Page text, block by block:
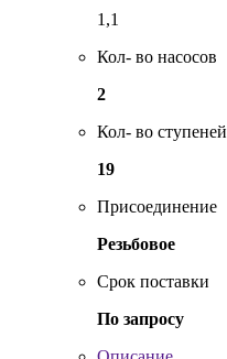
1,1
Кол- во насосов
2
Кол- во ступеней
19
Присоединение
Резьбовое
Срок поставки
По запросу